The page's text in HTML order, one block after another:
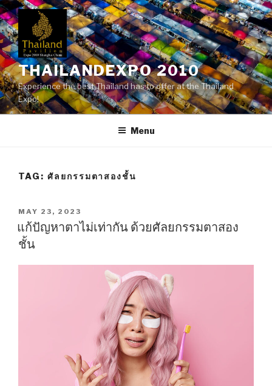
Skip
to
content
THAILANDEXPO 2010
Experience the best Thailand has to offer at the Thailand
Expo!
Menu
TAG: ศัลยกรรมตาสองชั้น
POSTED
ON
MAY 23, 2023
แก้ปัญหาตาไม่เท่ากัน ด้วยศัลยกรรมตาสอง
ชั้น